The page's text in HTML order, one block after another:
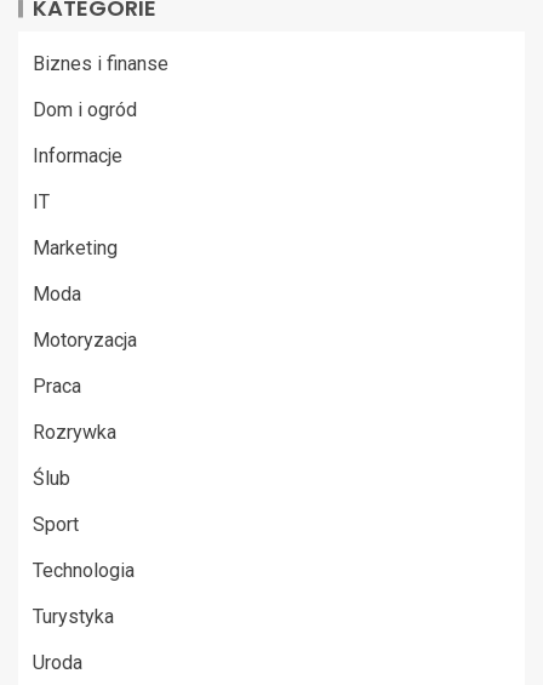
KATEGORIE
Biznes i finanse
Dom i ogród
Informacje
IT
Marketing
Moda
Motoryzacja
Praca
Rozrywka
Ślub
Sport
Technologia
Turystyka
Uroda